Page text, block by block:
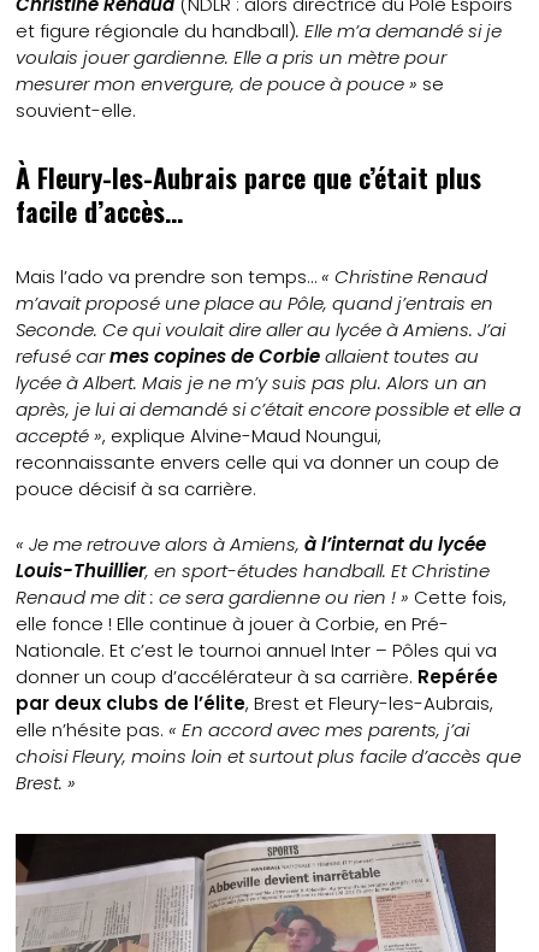
et figure régionale du handball). Elle m’a demandé si je
voulais jouer gardienne. Elle a pris un mètre pour
mesurer mon envergure, de pouce à pouce » se
souvient-elle.
À Fleury-les-Aubrais parce que c’était plus
facile d’accès…
Mais l’ado va prendre son temps…« Christine Renaud
m’avait proposé une place au Pôle, quand j’entrais en
Seconde. Ce qui voulait dire aller au lycée à Amiens. J’ai
refusé carmes copines de Corbieallaient toutes au
lycée à Albert. Mais je ne m’y suis pas plu. Alors un an
après, je lui ai demandé si c’était encore possible et elle a
accepté », explique Alvine-Maud Noungui,
reconnaissante envers celle qui va donner un coup de
pouce décisif à sa carrière.
« Je me retrouve alors à Amiens,à l’internat du lycée
Louis-Thuillier, en sport-études handball. Et Christine
Renaud me dit : ce sera gardienne ou rien ! » Cette fois,
elle fonce ! Elle continue à jouer à Corbie, en Pré-
Nationale. Et c’est le tournoi annuel Inter – Pôles qui va
donner un coup d’accélérateur à sa carrière. Repérée
par deux clubs de l’élite, Brest et Fleury-les-Aubrais,
elle n’hésite pas.« En accord avec mes parents, j’ai
choisi Fleury, moins loin et surtout plus facile d’accès que
Brest. »